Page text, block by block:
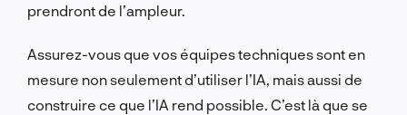
prendront de l’ampleur.
Assurez-vous que vos équipes techniques sont en
mesure non seulement d’utiliser l’IA, mais aussi de
construire ce que l’IA rend possible. C’est là que se